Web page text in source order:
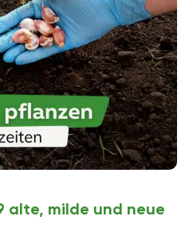
alte, milde und neue